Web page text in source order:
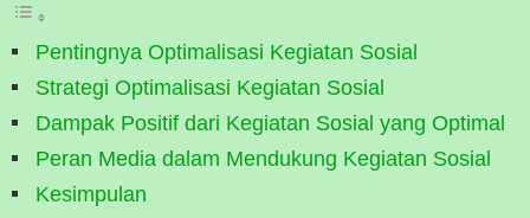
Pentingnya Optimalisasi Kegiatan Sosial
Strategi Optimalisasi Kegiatan Sosial
Dampak Positif dari Kegiatan Sosial yang Optimal
Peran Media dalam Mendukung Kegiatan Sosial
Kesimpulan